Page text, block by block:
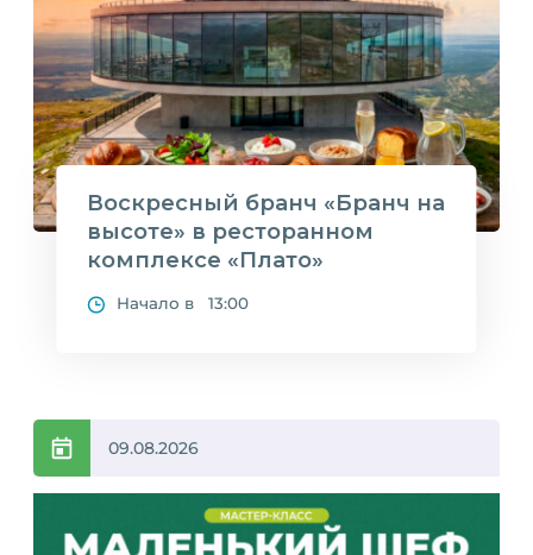
Воскресный бранч «Бранч на
высоте» в ресторанном
комплексе «Плато»
Начало в 13:00
09.08.2026